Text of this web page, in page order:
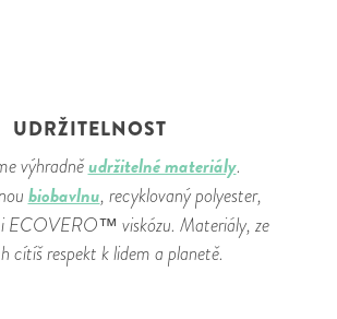
UDRŽITELNOST
výhradněudržitelné materiály.
biobavlnu, recyklovaný polyester,
i ECOVERO™ viskózu. Materiály, ze
cítíš respekt k lidem a planetě.